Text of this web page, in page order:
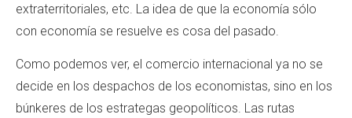
extraterritoriales, etc. La idea de que la economía sólo
con economía se resuelve es cosa del pasado.
Como podemos ver, el comercio internacional ya no se
decide en los despachos de los economistas, sino en los
búnkeres de los estrategas geopolíticos. Las rutas